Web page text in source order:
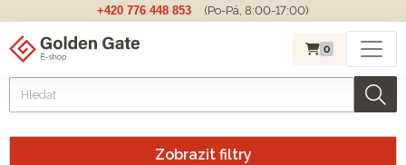
+420 776 448 853 (Po-Pá, 8:00-17:00)
0
Zobrazit filtry